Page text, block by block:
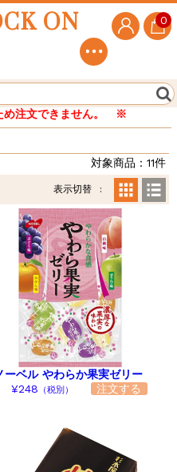
ON 0
文できません。 ※
対象商品：11件
表示切替
ーベル やわらか果実ゼリー
¥248 （税別）